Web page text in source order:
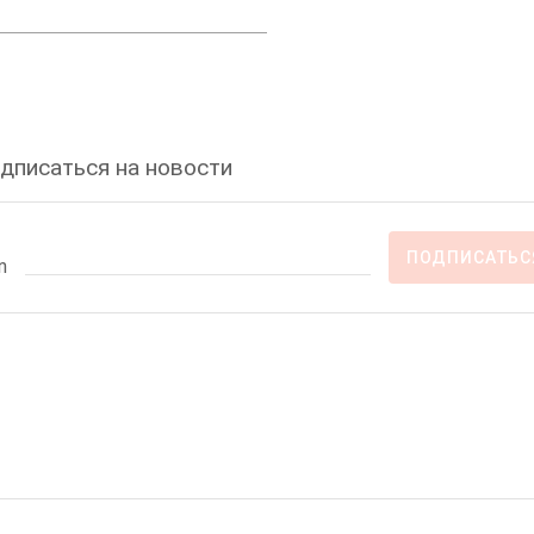
на новости